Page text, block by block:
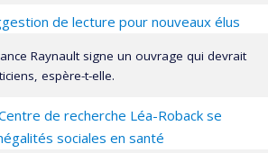
Pampalon,Lise Renaud,Pierre
,Pierre Lefebvre ,Benoît Levesque
Marceau,André Marchand
, Yves Lecomte,Jean-Marie
,Lise St-Laurent,
de lecture pour nouveaux élus
Raynault signe un ouvrage qui devrait
espère-t-elle.
de recherche Léa-Roback se
sociales en santé